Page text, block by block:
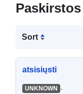
Paskirstos
Sort
atsisiųsti
UNKNOWN -